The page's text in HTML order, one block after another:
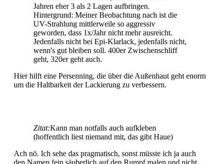
Jahren eher 3 als 2 Lagen aufbringen.
Hintergrund: Meiner Beobachtung nach ist die
UV-Strahlung mittlerweile so aggressiv
geworden, dass 1x/Jahr nicht mehr ausreicht.
Jedenfalls nicht bei Epi-Klarlack, jedenfalls nicht,
wenn's gut bleiben soll. 400er Zwischenschliff
geht, 320er geht auch.
Hier hilft eine Persenning, die über die Außenhaut geht enorm
um die Haltbarkeit der Lackierung zu verbessern.
Zitat:Kann man notfalls auch aufkleben
(hoffentlich liest niemand mit, das gibt Haue)
Ach nö. Ich sehe das pragmatisch, sonst müsste ich ja auch
den Namen fein säuberlich auf den Rumpf malen und nicht